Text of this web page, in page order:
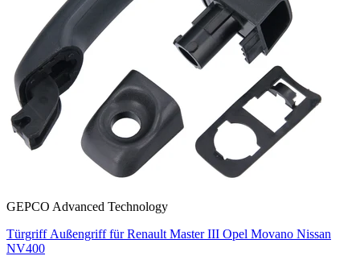
GEPCO Advanced Technology
Türgriff Außengriff für Renault Master III Opel Movano Nissan
NV400